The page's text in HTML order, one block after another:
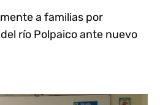
a familias por
río Polpaico ante nuevo